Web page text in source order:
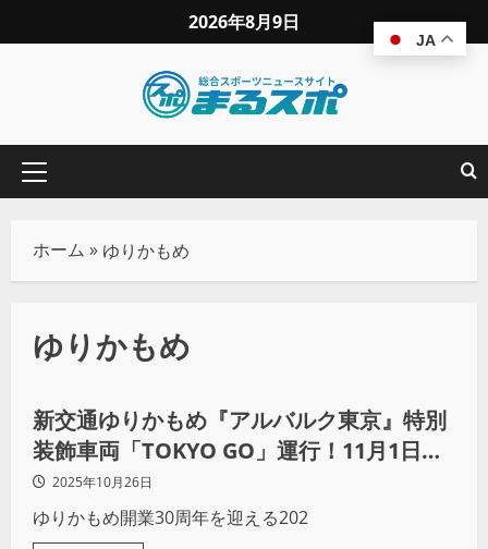
2026年8月9日
ホーム » ゆりかもめ
ゆりかもめ
スポーツビジネス
新交通ゆりかもめ『アルバルク東京』特別
装飾車両「TOKYO GO」運行！11月1日か
ら。2025年10月26日
ゆりかもめ開業30周年を迎える202
JA